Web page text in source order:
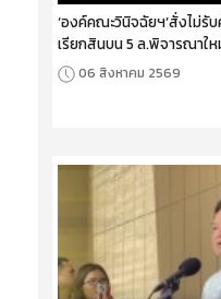
‘องค์คณะวินิจฉัยฯ’สั่งไม่รั
เรียกสินบน 5 ล.พิจารณาใ
06 สิงหาคม 2569